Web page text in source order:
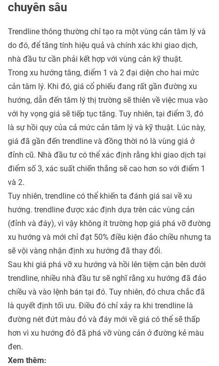
chuyên sâu
Trendline thông thường chỉ tạo ra một vùng cản tâm lý và
do đó, để tăng tính hiệu quả và chính xác khi giao dịch,
nhà đầu tư cần phải kết hợp với vùng cản kỹ thuật.
Trong xu hướng tăng, điểm 1 và 2 đại diện cho hai mức
cản tâm lý. Khi đó, giá cổ phiếu đang rất gần đường xu
hướng, dẫn đến tâm lý thị trường sẽ thiên về việc mua vào
với hy vọng giá sẽ tiếp tục tăng. Tuy nhiên, tại điểm 3, đó
là sự hồi quy của cả mức cản tâm lý và kỹ thuật. Lúc này,
giá đã gần đến trendline và đồng thời nó là vùng giá ở
đỉnh cũ. Nhà đầu tư có thể xác định rằng khi giao dịch tại
điểm số 3, xác suất chiến thắng sẽ cao hơn so với điểm 1
và 2.
Tuy nhiên, trendline có thể khiến ta đánh giá sai về xu
hướng. trendline được xác định dựa trên các vùng cản
(đỉnh và đáy), vì vậy không ít trường hợp giá phá vỡ đường
xu hướng và mới chỉ đạt 50% điều kiện đảo chiều nhưng ta
sẽ vội vàng nhận định xu hướng đã thay đổi.
Sau khi giá phá vỡ xu hướng và hồi lên tiệm cận bên dưới
trendline, nhiều nhà đầu tư sẽ nghĩ rằng xu hướng đã đảo
chiều và vào lệnh bán tại đó. Tuy nhiên, đó chưa chắc đã
là quyết định tối ưu. Điều đó chỉ xảy ra khi trendline là
đường nét đứt màu đỏ và đáy mới về giá có thể sẽ thấp
hơn vì xu hướng đỏ đã phá vỡ vùng cản ở đường kẻ màu
đen.
Xem thêm: